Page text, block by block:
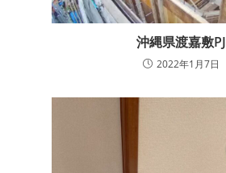
沖縄県渡嘉敷PJ
2022年1月7日